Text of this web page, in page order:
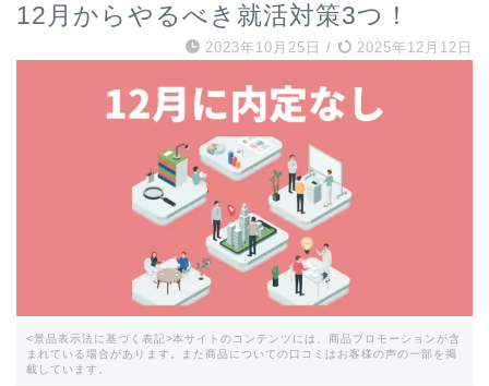
12月からやるべき就活対策3つ！
2023年10月25日 / 2025年12月12日
<景品表示法に基づく表記>本サイトのコンテンツには、商品プロモーションが含
まれている場合があります。また商品についての口コミはお客様の声の一部を掲
載しています。